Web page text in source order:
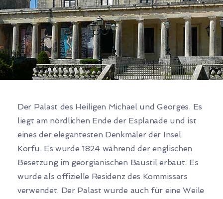
Der Palast des Heiligen Michael und Georges. Es
liegt am nördlichen Ende der Esplanade und ist
eines der elegantesten Denkmäler der Insel
Korfu. Es wurde 1824 während der englischen
Besetzung im georgianischen Baustil erbaut. Es
wurde als offizielle Residenz des Kommissars
verwendet. Der Palast wurde auch für eine Weile